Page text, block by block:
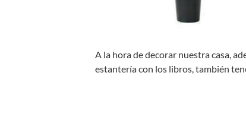
A la hora de decorar nuestra casa,
estantería con los libros, también